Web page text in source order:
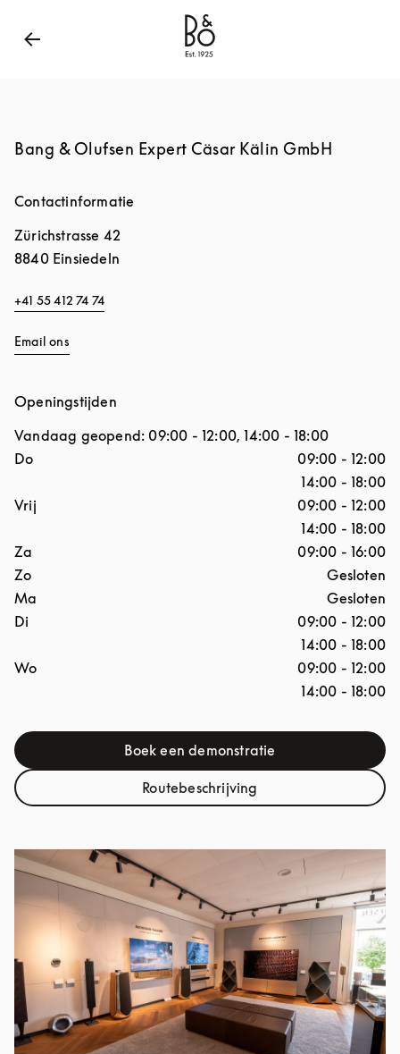
Bang & Olufsen - Exist to Create
Bang & Olufsen Expert Cäsar Kälin GmbH
Contactinformatie
Zürichstrasse 42
8840 Einsiedeln
+41 55 412 74 74
Email ons
Openingstijden
Vandaag geopend: 09:00 - 12:00, 14:00 - 18:00
Dag van de week
Do 09:00 - 12:00
14:00 - 18:00
Vrij
09:00 - 12:00
14:00 - 18:00
Za
09:00 - 16:00
Zo
Gesloten
Ma
Gesloten
Di
09:00 - 12:00
14:00 - 18:00
Wo
09:00 - 12:00
14:00 - 18:00
Boek een demonstratie
Link Opens in New Tab
RoutebeschrijvingLink Opens in New Tab